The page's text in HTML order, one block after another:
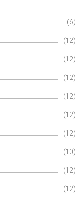
(6)
(12)
(12)
(12)
(12)
(12)
(12)
(10)
(12)
(12)